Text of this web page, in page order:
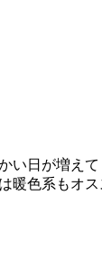
い日が増え
暖色系もオ